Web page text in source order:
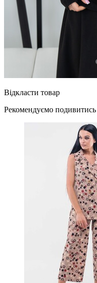
Відкласти товар
Рекомендуємо подивитись